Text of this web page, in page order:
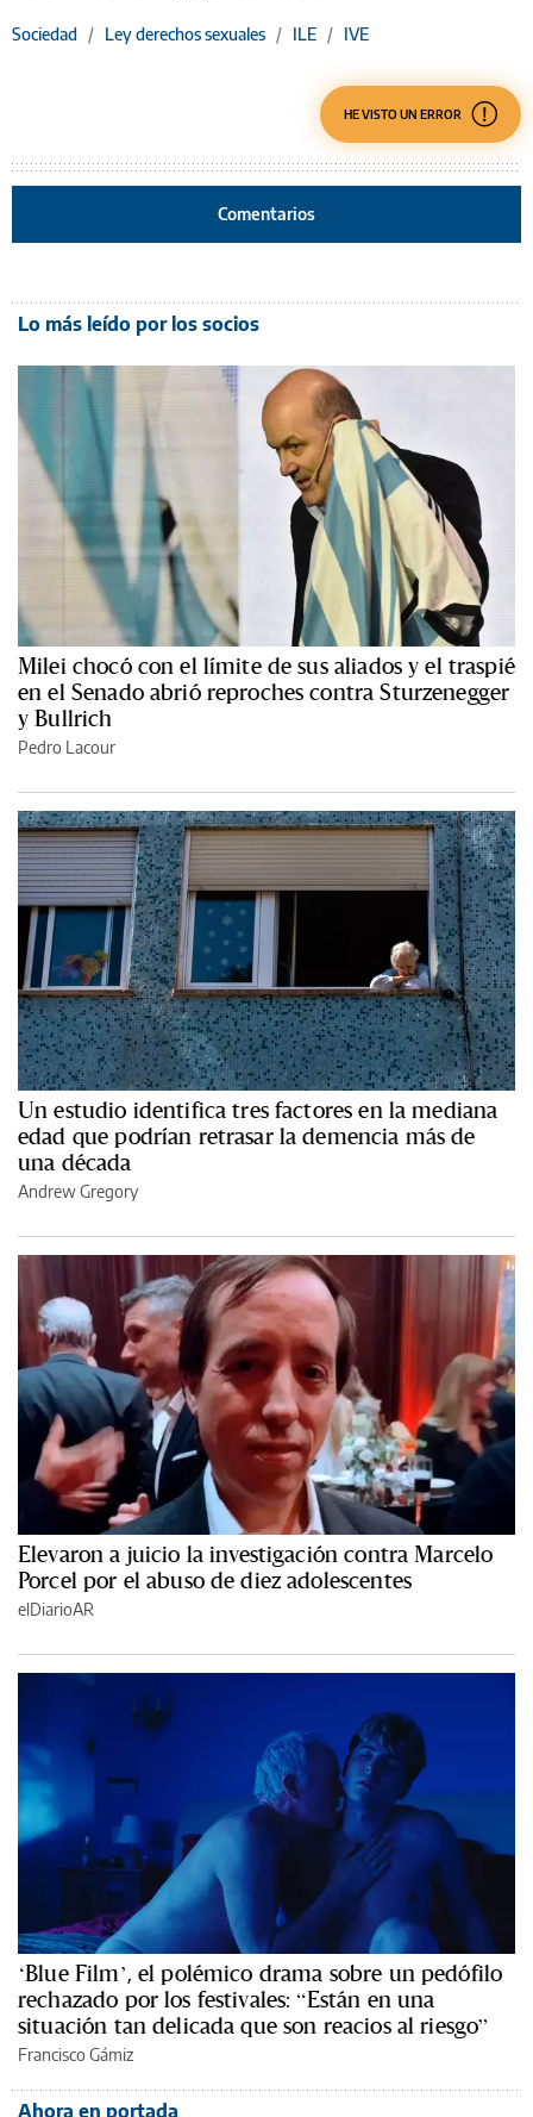
Sociedad / Ley derechos sexuales / ILE / IVE
HE VISTO UN ERROR
Comentarios
Lo más leído por los socios
Milei chocó con el límite de sus aliados y el traspié
en el Senado abrió reproches contra Sturzenegger
y Bullrich
Pedro Lacour
Un estudio identifica tres factores en la mediana
edad que podrían retrasar la demencia más de
una década
Andrew Gregory
Elevaron a juicio la investigación contra Marcelo
Porcel por el abuso de diez adolescentes
elDiarioAR
‘Blue Film’, el polémico drama sobre un pedófilo
rechazado por los festivales: “Están en una
situación tan delicada que son reacios al riesgo”
Francisco Gámiz
Ahora en portada